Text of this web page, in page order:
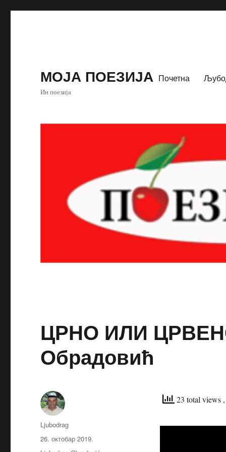
МОЈА ПОЕЗИЈА
Ин поезија
Почетна
ЦРНО ИЛИ
Обрадовић
23 total views
Аутор
Ljubodrag
Објављено
26. октобар 2019.